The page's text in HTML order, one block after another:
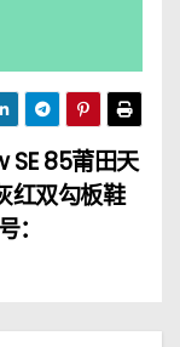
SE 85莆田天
红双勾板鞋
：